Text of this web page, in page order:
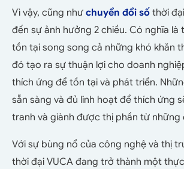
Vì vậy, cũng như chuyển đổi số thời
đến sự ảnh hưởng 2 chiều. Có nghĩa là
tồn tại song song cả những khó khăn
đó tạo ra sự thuận lợi cho doanh
thích ứng để tồn tại và phát triển.
sẵn sàng và đủ linh hoạt để thích ứng
tranh và giành được thị phần từ những
Với sự bùng nổ của công nghệ và thị
thời đại VUCA đang trở thành một